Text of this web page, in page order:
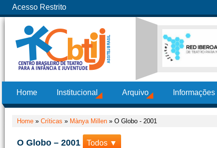
Acesso Restrito
Home Institucional Arquivo
Home » Críticas » Mànya Millen » O Globo - 2001
O Globo – 2001 Todos ▼